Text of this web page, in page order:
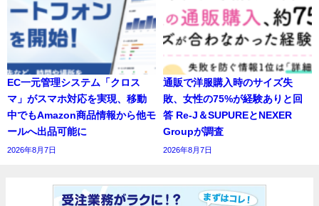
EC一元管理システム「クロス
マ」がスマホ対応を実現、移動
中でもAmazon商品情報から他モ
ールへ出品可能に
2026年8月7日
通販で洋服購入時のサイズ失
敗、女性の75%が経験ありと回
答 Re-J＆SUPUREとNEXER
Groupが調査
2026年8月7日